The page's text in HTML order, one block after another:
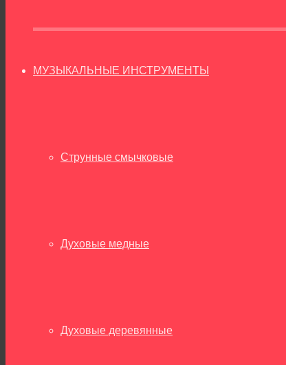
МУЗЫКАЛЬНЫЕ ИНСТРУМЕНТЫ
Струнные смычковые
Духовые медные
Духовые деревянные